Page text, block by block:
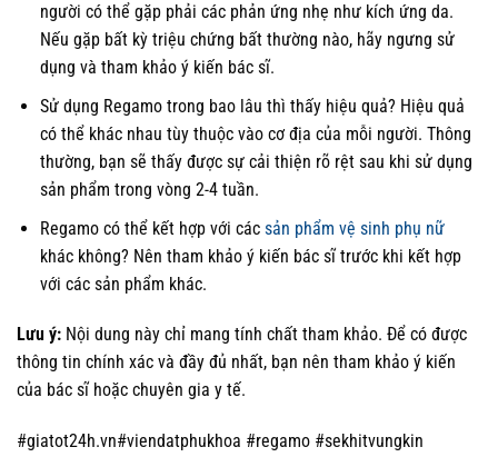
người có thể gặp phải các phản ứng nhẹ như kích ứng da.
Nếu gặp bất kỳ triệu chứng bất thường nào, hãy ngưng sử
dụng và tham khảo ý kiến bác sĩ.
Sử dụng Regamo trong bao lâu thì thấy hiệu quả? Hiệu quả
có thể khác nhau tùy thuộc vào cơ địa của mỗi người. Thông
thường, bạn sẽ thấy được sự cải thiện rõ rệt sau khi sử dụng
sản phẩm trong vòng 2-4 tuần.
Regamo có thể kết hợp với các sản phẩm vệ sinh phụ nữ
khác không? Nên tham khảo ý kiến bác sĩ trước khi kết hợp
với các sản phẩm khác.
Lưu ý: Nội dung này chỉ mang tính chất tham khảo. Để có được
thông tin chính xác và đầy đủ nhất, bạn nên tham khảo ý kiến
của bác sĩ hoặc chuyên gia y tế.
#giatot24h.vn#viendatphukhoa #regamo #sekhitvungkin